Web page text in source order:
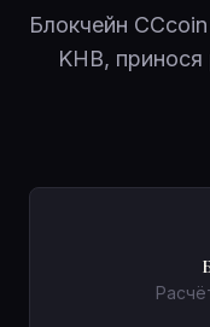
Блокчейн
KHB,